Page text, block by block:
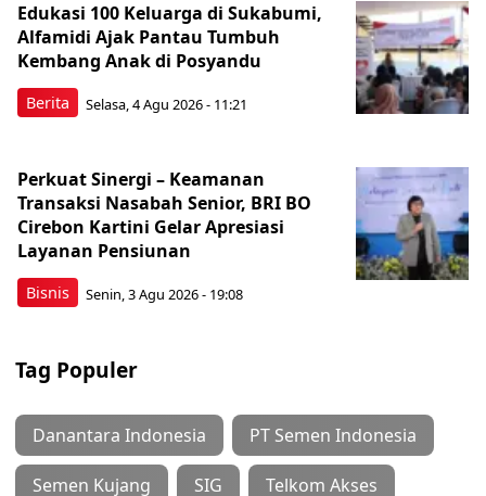
Berita
Edukasi 100 Keluarga di Sukabumi,
Alfamidi Ajak Pantau Tumbuh
Kembang Anak di Posyandu
Selasa, 4 Agu 2026 - 11:21
Bisnis
Perkuat Sinergi – Keamanan
Transaksi Nasabah Senior, BRI BO
Cirebon Kartini Gelar Apresiasi
Layanan Pensiunan
Senin, 3 Agu 2026 - 19:08
Tag Populer
Danantara Indonesia PT Semen Indonesia
Semen Kujang SIG Telkom Akses